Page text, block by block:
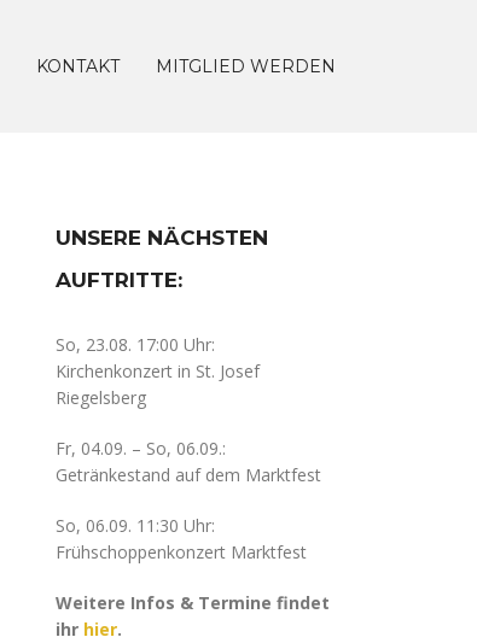
KONTAKT MITGLIED WERDEN
UNSERE NÄCHSTEN
AUFTRITTE:
So, 23.08. 17:00 Uhr:
Kirchenkonzert in St. Josef
Riegelsberg
Fr, 04.09. – So, 06.09.:
Getränkestand auf dem Marktfest
So, 06.09. 11:30 Uhr:
Frühschoppenkonzert Marktfest
Weitere Infos & Termine findet
ihr hier.